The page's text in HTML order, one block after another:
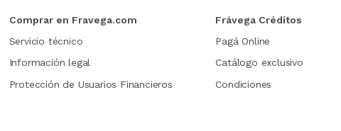
Comprar en Fravega.com
Servicio técnico
Información legal
Protección de Usuarios Financieros
Frávega Créditos
Pagá Online
Catálogo exclusivo
Condiciones